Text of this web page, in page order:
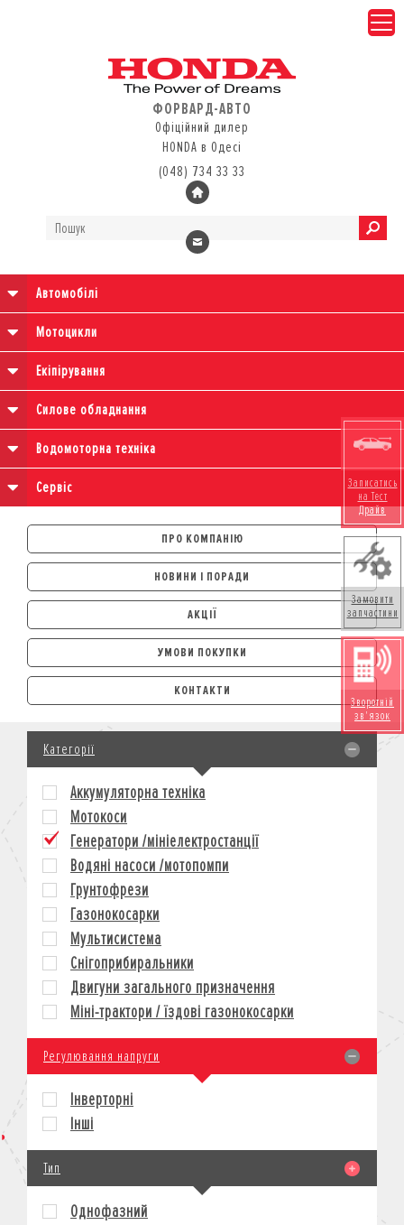
ФОРВАРД-АВТО
Офіційний дилер
HONDA в Одесі
(048) 734 33 33
Автомобілі
Мотоцикли
Екіпірування
Силове обладнання
Водомоторна техніка
Сервіс
ПРО КОМПАНІЮ
НОВИНИ І ПОРАДИ
АКЦІЇ
УМОВИ ПОКУПКИ
АВТОМОБІЛІ
ЛІЗИНГ
КРЕДИТ
СТРАХУВАННЯ
КОРПОРАТИВНИМ КЛІЄНТАМ
МОТОЦИКЛИ
КРЕДИТ
СТРАХУВАННЯ
КОРПОРАТИВНИМ КЛІЄНТАМ
КОНТАКТИ
Записатись
на Тест
Драйв
Замовити
запчастини
Зворотній
зв'язок
Категорії
Аккумуляторна техніка
Мотокоси
Генератори /мініелектростанції
Водяні насоси /мотопомпи
Грунтофрези
Газонокосарки
Мультисистема
Снігоприбиральники
Двигуни загального призначення
Міні-трактори / їздові газонокосарки
Регулювання напруги
Інверторні
Інші
Тип
Однофазний